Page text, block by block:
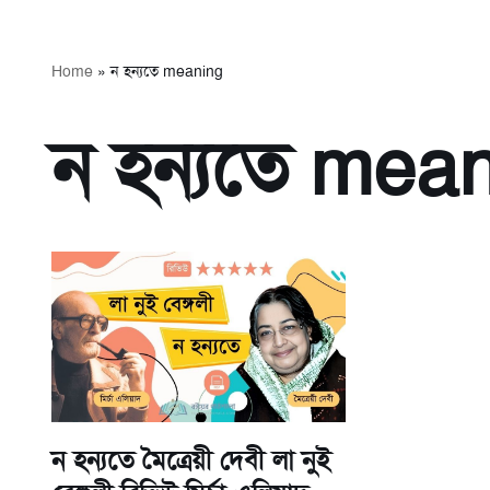
Home »ন হন্যতে meaning
ন হন্যতে
ন হন্যতে মৈত্রেয়ী দেবী লা নুই